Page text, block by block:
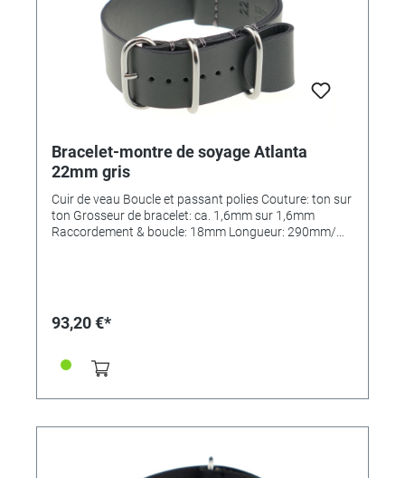
Bracelet-montre de soyage Atlanta
22mm gris
Cuir de veau Boucle et passant polies Couture: ton sur
ton Grosseur de bracelet: ca. 1,6mm sur 1,6mm
Raccordement & boucle: 18mm Longueur: 290mm/
93,20 €*